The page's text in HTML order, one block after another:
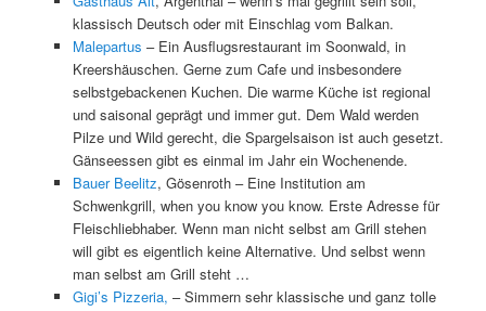
klassisch Deutsch oder mit Einschlag vom Balkan.
Malepartus – Ein Ausflugsrestaurant im Soonwald, in
Kreershäuschen. Gerne zum Cafe und insbesondere
selbstgebackenen Kuchen. Die warme Küche ist regional
und saisonal geprägt und immer gut. Dem Wald werden
Pilze und Wild gerecht, die Spargelsaison ist auch gesetzt.
Gänseessen gibt es einmal im Jahr ein Wochenende.
Bauer Beelitz, Gösenroth – Eine Institution am
Schwenkgrill, when you know you know. Erste Adresse für
Fleischliebhaber. Wenn man nicht selbst am Grill stehen
will gibt es eigentlich keine Alternative. Und selbst wenn
man selbst am Grill steht …
Gigi’s Pizzeria, – Simmern sehr klassische und ganz tolle